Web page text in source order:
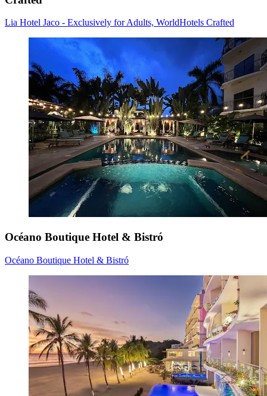
Lia Hotel Jaco - Exclusively for Adults, WorldHotels Crafted
Océano Boutique Hotel & Bistró
Océano Boutique Hotel & Bistró